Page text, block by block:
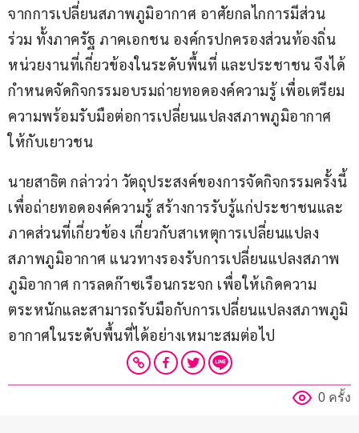
จากการเปลี่ยนสภาพภูมิอากาศ อาศัยกลไกการมีส่วน
ร่วม ทั้งภาครัฐ ภาคเอกชน องค์กรปกครองส่วนท้องถิ่น
หน่วยงานที่เกี่ยวข้องในระดับพื้นที่ และประชาชน จึงได้
กำหนดจัดกิจกรรมอบรมถ่ายทอดองค์ความรู้ เพื่อเตรียม
ความพร้อมรับมือต่อการเปลี่ยนแปลงสภาพภูมิอากาศ
ให้กับเยาวชน
นายสาธิต กล่าวว่า วัตถุประสงค์ของการจัดกิจกรรมครั้งนี้
เพื่อถ่ายทอดองค์ความรู้ สร้างการรับรู้แก่ประชาชนและ
ภาคส่วนที่เกี่ยวข้อง เกี่ยวกับสาเหตุการเปลี่ยนแปลง
สภาพภูมิอากาศ แนวทางรองรับการเปลี่ยนแปลงสภาพ
ภูมิอากาศ การลดก๊าซเรือนกระจก เพื่อให้เกิดความ
ตระหนักและสามารถรับมือกับการเปลี่ยนแปลงสภาพภูมิ
อากาศในระดับพื้นที่ได้อย่างเหมาะสมต่อไป
0 ครั้ง